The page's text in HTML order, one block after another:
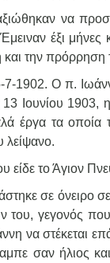
να
έξι
και την
1902. Ο π.
13 Ιουνίου
έργα τα οποία
λείψανο.
το Άγιον
σε όνειρο
του, γεγονός
να στέκεται
σαν ήλιος